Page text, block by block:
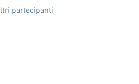
partecipanti